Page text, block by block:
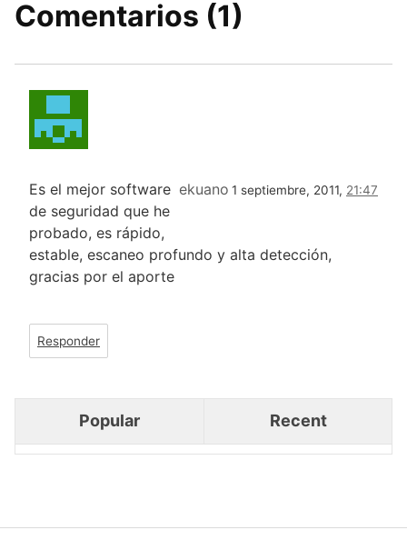
Comentarios (1)
ekuano 1 septiembre, 2011, 21:47
Es el mejor software
de seguridad que he
probado, es rápido,
estable, escaneo profundo y alta detección,
gracias por el aporte
Responder
Popular Recent